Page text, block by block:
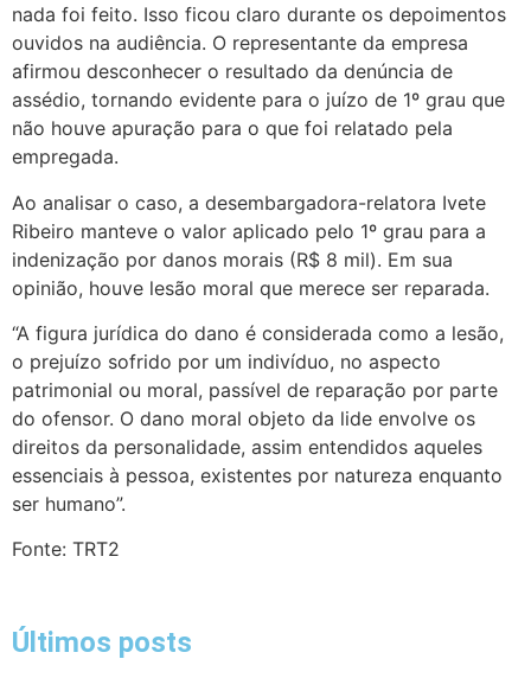
nada foi feito. Isso ficou claro durante os depoimentos
ouvidos na audiência. O representante da empresa
afirmou desconhecer o resultado da denúncia de
assédio, tornando evidente para o juízo de 1º grau que
não houve apuração para o que foi relatado pela
empregada.
Ao analisar o caso, a desembargadora-relatora Ivete
Ribeiro manteve o valor aplicado pelo 1º grau para a
indenização por danos morais (R$ 8 mil). Em sua
opinião, houve lesão moral que merece ser reparada.
“A figura jurídica do dano é considerada como a lesão,
o prejuízo sofrido por um indivíduo, no aspecto
patrimonial ou moral, passível de reparação por parte
do ofensor. O dano moral objeto da lide envolve os
direitos da personalidade, assim entendidos aqueles
essenciais à pessoa, existentes por natureza enquanto
ser humano”.
Fonte: TRT2
Últimos posts